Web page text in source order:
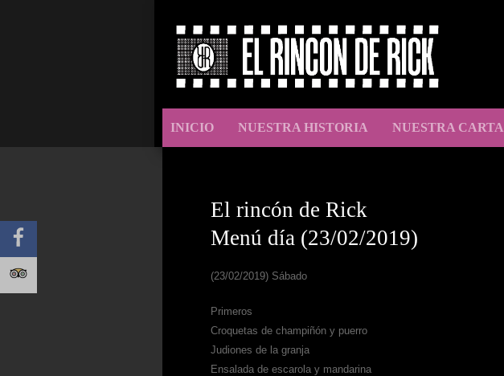
INICIO NUESTRA HISTORIA NUESTRA CARTA
El rincón de Rick
Menú día (23/02/2019)
(23/02/2019) Sábado
Primeros
Croquetas de champiñón y puerro
Judiones de la granja
Ensalada de escarola y mandarina